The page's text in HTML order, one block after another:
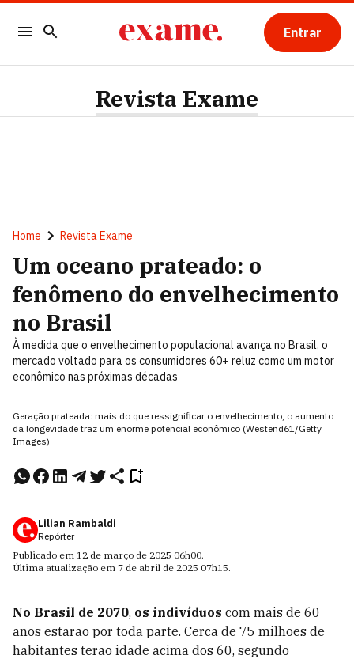
Entrar
Revista Exame
Home Revista Exame
Um oceano prateado: o
fenômeno do envelhecimento
no Brasil
À medida que o envelhecimento populacional avança no Brasil, o
mercado voltado para os consumidores 60+ reluz como um motor
econômico nas próximas décadas
Geração prateada: mais do que ressignificar o envelhecimento, o aumento
da longevidade traz um enorme potencial econômico (Westend61/Getty
Images)
Lilian Rambaldi
Repórter
Publicado em 12 de março de 2025 06h00.
Última atualização em 7 de abril de 2025 07h15.
No Brasil de 2070, os indivíduos com mais de 60
anos estarão por toda parte. Cerca de 75 milhões de
habitantes terão idade acima dos 60, segundo